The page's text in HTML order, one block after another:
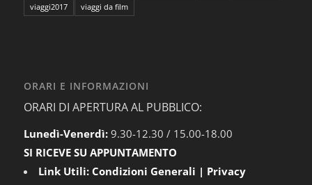
viaggi2017
viaggi da film
ORARI E INFORMAZIONI
ORARI DI APERTURA AL PUBBLICO:
Lunedì-Venerdì: 9.30-12.30 / 15.00-18.00
SI RICEVE SU APPUNTAMENTO
Link Utili: Condizioni Generali | Privacy